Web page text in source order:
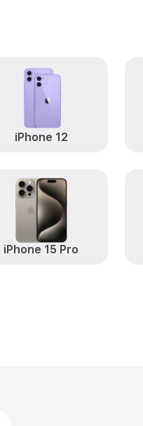
iPhone 12
iPhone 15 Pro